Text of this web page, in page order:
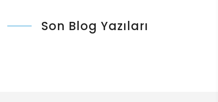
Son Blog Yazıları